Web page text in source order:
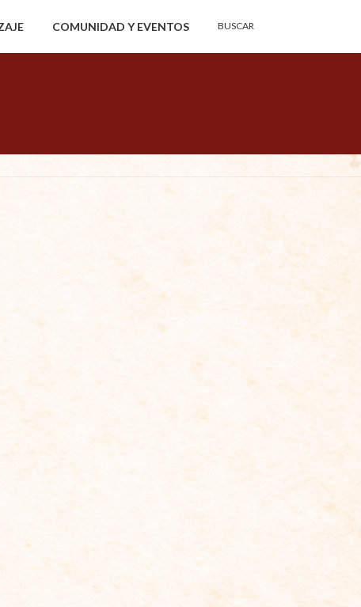
COMUNIDAD Y EVENTOS BUSCAR